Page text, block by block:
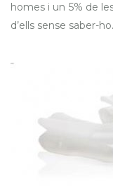
homes i un 5% de
d’ells sense saber-ho.